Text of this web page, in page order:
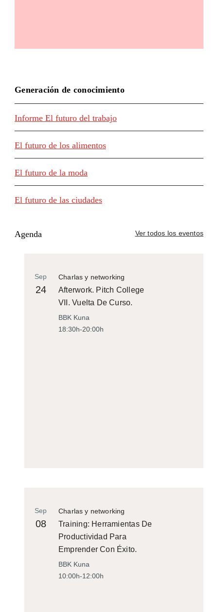
Generación de conocimiento
Informe El futuro del trabajo
El futuro de los alimentos
El futuro de la moda
El futuro de las ciudades
Agenda Ver todos los eventos
Charlas y networking
Sep
24
Afterwork. Pitch College
VII. Vuelta De Curso.
BBK Kuna
18:30h-20:00h
Charlas y networking
Sep
08
Training: Herramientas De
Productividad Para
Emprender Con Éxito.
BBK Kuna
10:00h-12:00h